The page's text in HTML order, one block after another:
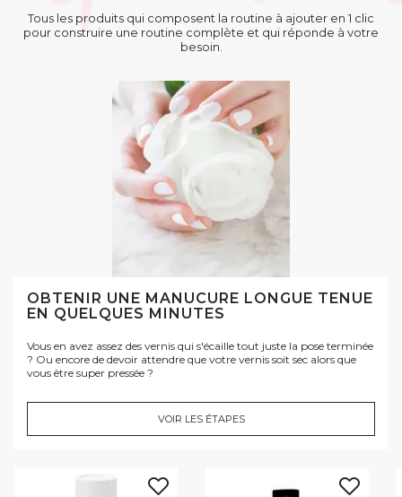
Tous les produits qui composent la routine à ajouter en 1 clic
pour construire une routine complète et qui réponde à votre
besoin.
OBTENIR UNE MANUCURE LONGUE TENUE
EN QUELQUES MINUTES
Vous en avez assez des vernis qui s'écaille tout juste la pose terminée
? Ou encore de devoir attendre que votre vernis soit sec alors que
vous être super pressée ?
VOIR LES ÉTAPES